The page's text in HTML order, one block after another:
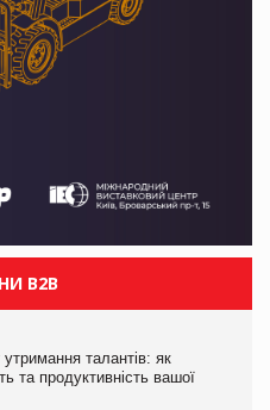
B2B
утримання талантів: як
та продуктивність вашої